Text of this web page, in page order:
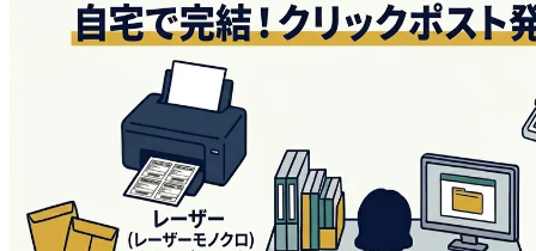
vraiment l'externalisation.